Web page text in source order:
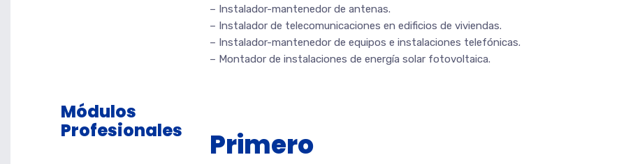
– Instalador-mantenedor de antenas.
– Instalador de telecomunicaciones en edificios de viviendas.
– Instalador-mantenedor de equipos e instalaciones telefónicas.
– Montador de instalaciones de energía solar fotovoltaica.
Módulos
Profesionales
Primero